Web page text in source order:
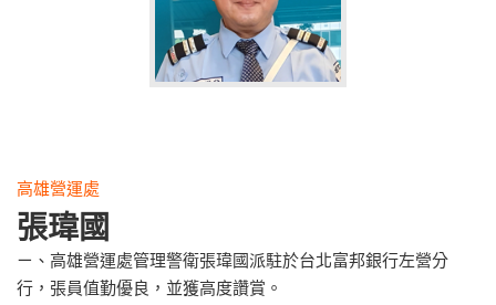
高雄營運處
張瑋國
ㄧ、高雄營運處管理警衛張瑋國派駐於台北富邦銀行左營分
行，張員值勤優良，並獲高度讚賞。